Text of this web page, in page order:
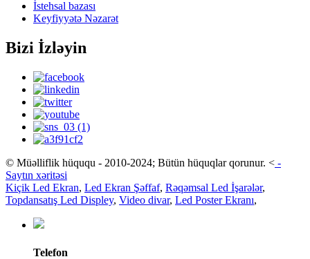
İstehsal bazası
Keyfiyyətə Nəzarət
Bizi İzləyin
© Müəlliflik hüququ - 2010-2024; Bütün hüquqlar qorunur. < -
Saytın xəritəsi
Kiçik Led Ekran, Led Ekran Şəffaf, Rəqəmsal Led İşarələr,
Topdansatış Led Displey, Video divar, Led Poster Ekranı,
Telefon